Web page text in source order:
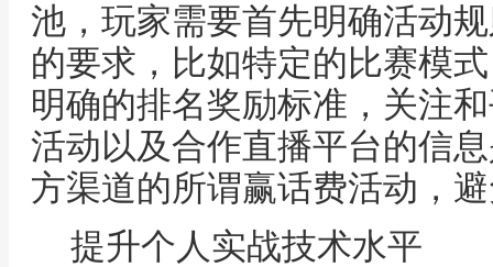
池，玩家需要首先明确活动
的要求，比如特定的比赛模
明确的排名奖励标准，关注
活动以及合作直播平台的信
方渠道的所谓赢话费活动，
提升个人实战技术水平